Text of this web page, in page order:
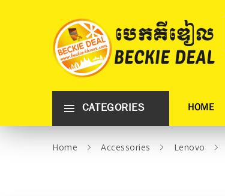
CATEGORIES HOME
Home Accessories Lenovo